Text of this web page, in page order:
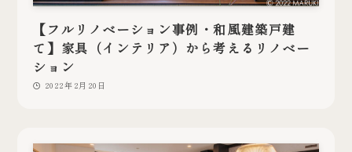
【フルリノベーション事例・和風建築戸建
て】家具（インテリア）から考えるリノベー
ション
2022年2月20日